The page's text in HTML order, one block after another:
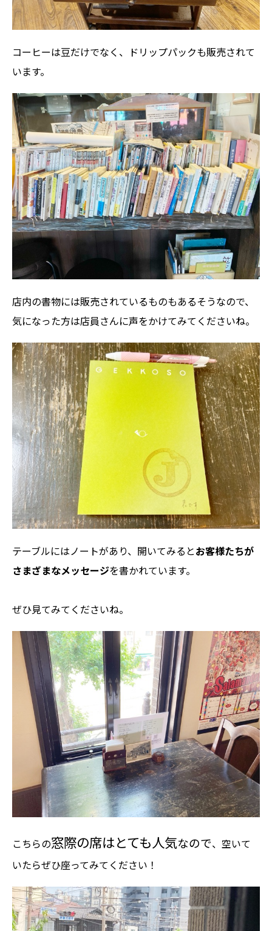
コーヒーは豆だけでなく、ドリップパックも販売されて
います。
店内の書物には販売されているものもあるそうなので、
気になった方は店員さんに声をかけてみてくださいね。
テーブルにはノートがあり、開いてみるとお客様たちが
さまざまなメッセージを書かれています。
ぜひ見てみてくださいね。
こちらの窓際の席はとても人気なので、空いて
いたらぜひ座ってみてください！